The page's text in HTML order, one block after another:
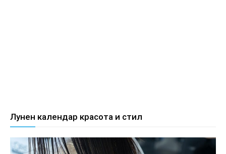
Лунен календар красота и стил